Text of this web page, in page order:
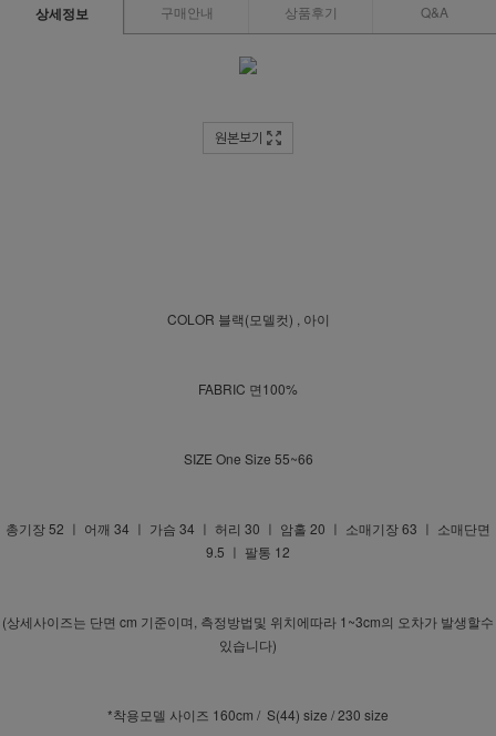
상세정보 구매안내 상품후기 Q&A
원본보기
COLOR 블랙(모델컷) , 아이
FABRIC 면100%
SIZE One Size 55~66
총기장 52 ㅣ 어깨 34 ㅣ 가슴 34 ㅣ 허리 30 ㅣ 암홀 20 ㅣ 소매기장 63 ㅣ 소매단면
9.5 ㅣ 팔통 12
(상세사이즈는 단면 cm 기준이며, 측정방법및 위치에따라 1~3cm의 오차가 발생할수
있습니다)
*착용모델 사이즈 160cm / S(44) size / 230 size